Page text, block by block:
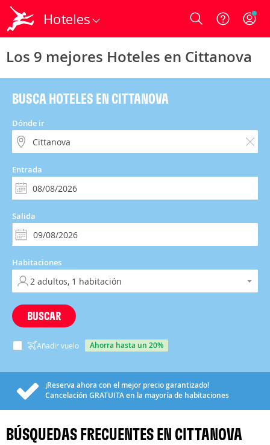
Hoteles Login
Los 9 mejores Hoteles en Cittanova
BUSCA HOTELES EN CITTANOVA
Dónde ir
Entrada
Salida
Habitaciones
BUSCAR
Añadir vuelo ahorra hasta un 20%
¡Reserva ahora con el mejor precio garantizado!
Cancelación GRATUITAen la mayoría de habitaciones
BÚSQUEDAS FRECUENTES EN CITTANOVA